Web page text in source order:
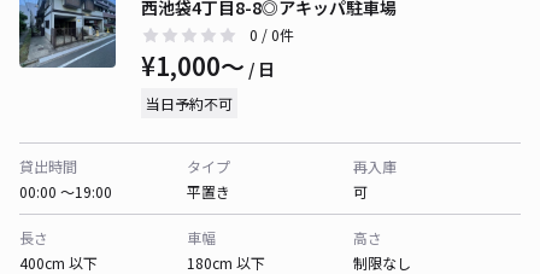
西池袋4丁目8-8◎アキッパ駐車場
0 / 0件
¥1,000〜 / 日
当日予約不可
貸出時間
00:00 〜19:00
タイプ
平置き
再入庫
可
長さ
400cm 以下
車幅
180cm 以下
高さ
制限なし